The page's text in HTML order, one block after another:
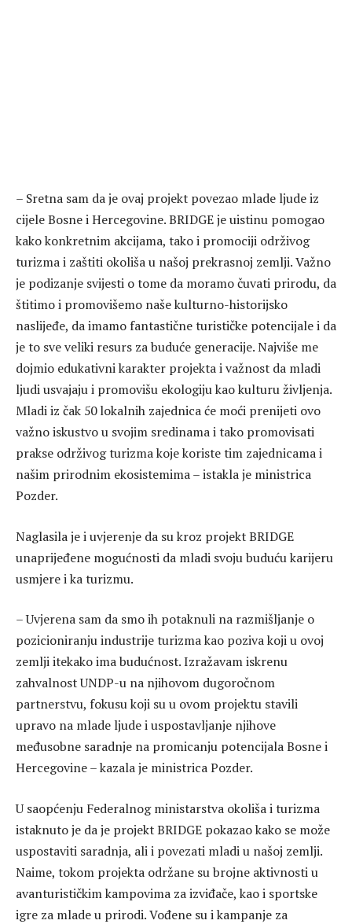
– Sretna sam da je ovaj projekt povezao mlade ljude iz
cijele Bosne i Hercegovine. BRIDGE je uistinu pomogao
kako konkretnim akcijama, tako i promociji održivog
turizma i zaštiti okoliša u našoj prekrasnoj zemlji. Važno
je podizanje svijesti o tome da moramo čuvati prirodu, da
štitimo i promovišemo naše kulturno-historijsko
naslijeđe, da imamo fantastične turističke potencijale i da
je to sve veliki resurs za buduće generacije. Najviše me
dojmio edukativni karakter projekta i važnost da mladi
ljudi usvajaju i promovišu ekologiju kao kulturu življenja.
Mladi iz čak 50 lokalnih zajednica će moći prenijeti ovo
važno iskustvo u svojim sredinama i tako promovisati
prakse održivog turizma koje koriste tim zajednicama i
našim prirodnim ekosistemima – istakla je ministrica
Pozder.
Naglasila je i uvjerenje da su kroz projekt BRIDGE
unaprijeđene mogućnosti da mladi svoju buduću karijeru
usmjere i ka turizmu.
– Uvjerena sam da smo ih potaknuli na razmišljanje o
pozicioniranju industrije turizma kao poziva koji u ovoj
zemlji itekako ima budućnost. Izražavam iskrenu
zahvalnost UNDP-u na njihovom dugoročnom
partnerstvu, fokusu koji su u ovom projektu stavili
upravo na mlade ljude i uspostavljanje njihove
međusobne saradnje na promicanju potencijala Bosne i
Hercegovine – kazala je ministrica Pozder.
U saopćenju Federalnog ministarstva okoliša i turizma
istaknuto je da je projekt BRIDGE pokazao kako se može
uspostaviti saradnja, ali i povezati mladi u našoj zemlji.
Naime, tokom projekta održane su brojne aktivnosti u
avanturističkim kampovima za izviđače, kao i sportske
igre za mlade u prirodi. Vođene su i kampanje za